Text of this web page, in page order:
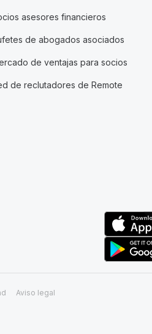
asesores financieros
de abogados asociados
de ventajas para socios
de reclutadores de Remote
Aviso legal